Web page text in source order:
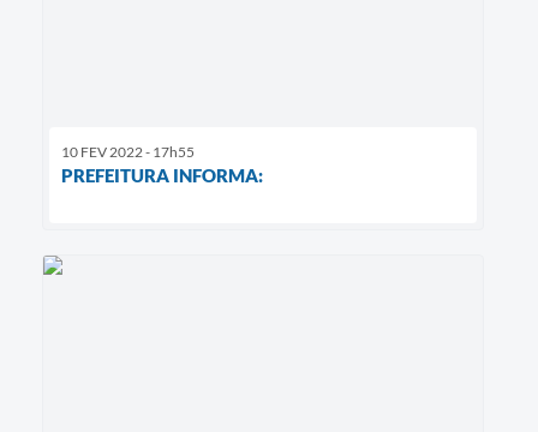
10 FEV 2022 - 17h55
PREFEITURA INFORMA: